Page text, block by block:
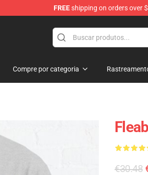
FREEshipping on orders over
Compre por categoria
€30.48